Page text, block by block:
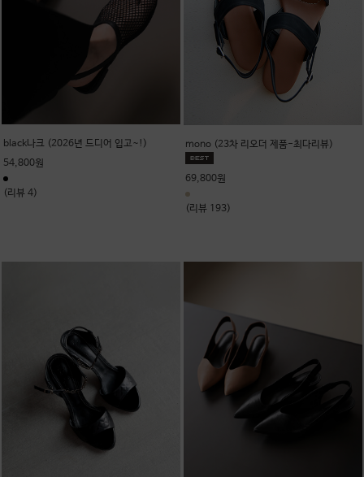
black나크 (2026년 드디어 입고~!)
54,800원
(리뷰 4)
mono (23차 리오더 제품-최다리뷰)
69,800원
(리뷰 193)